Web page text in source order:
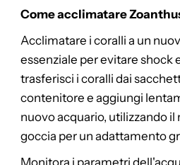
Come acclimatare
Acclimatare i coralli a un
essenziale per evitare shock
trasferisci i coralli dai
contenitore e aggiungi
nuovo acquario, utilizzando
goccia per un adattamento